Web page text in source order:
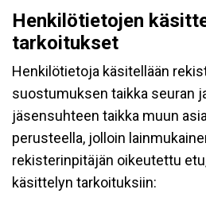
Henkilötietojen
tarkoitukset
Henkilötietoja käsitellään
suostumuksen taikka seuran
jäsensuhteen taikka muun
perusteella, jolloin
rekisterinpitäjän oikeutettu
käsittelyn tarkoituksiin: